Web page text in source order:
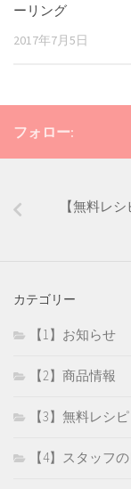
ーリング
2017年7月5日
フォロー:
【無料レ
カテゴリー
【1】お知らせ
【2】商品情報
【3】無料レシピ
【4】スタッフ